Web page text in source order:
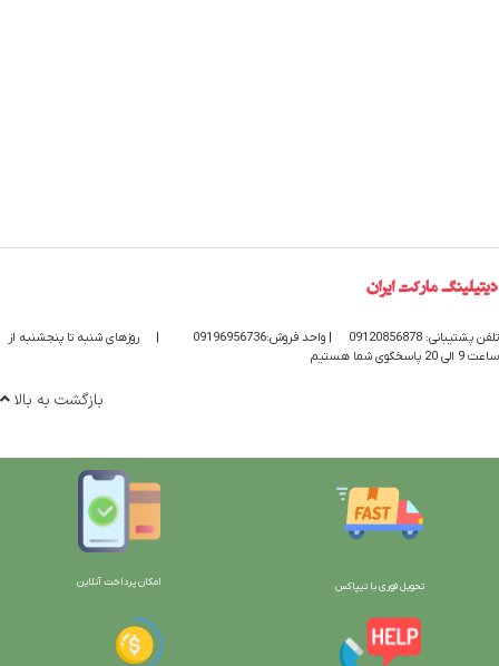
تلفن پشتیبانی: 09120856878 | واحد فروش:09196956736 |
روزهای شنبه تا پنجشنبه از
ساعت 9 الی 20 پاسخگوی شما هستیم
بازگشت به بالا
تحویل فوری با تیپاکس امکان پرداخت آنلاین